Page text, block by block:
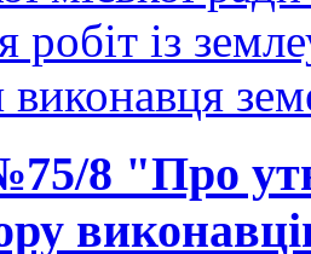
робіт із
виконавця
8 "Про